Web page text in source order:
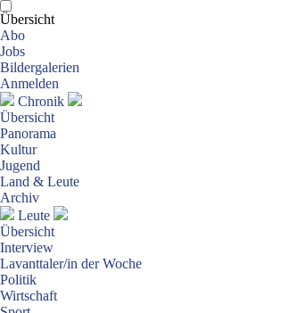
Übersicht
Abo
Jobs
Bildergalerien
Anmelden
Chronik
Übersicht
Panorama
Kultur
Jugend
Land & Leute
Archiv
Leute
Übersicht
Interview
Lavanttaler/in der Woche
Politik
Wirtschaft